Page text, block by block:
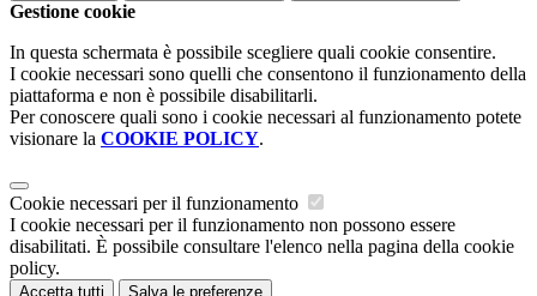
Gestione cookie
In questa schermata è possibile scegliere quali cookie consentire.
I cookie necessari sono quelli che consentono il funzionamento della
piattaforma e non è possibile disabilitarli.
Per conoscere quali sono i cookie necessari al funzionamento potete
visionare la COOKIE POLICY.
Cookie necessari per il funzionamento
I cookie necessari per il funzionamento non possono essere
disabilitati. È possibile consultare l'elenco nella pagina della cookie
policy.
Accetta tutti Salva le preferenze